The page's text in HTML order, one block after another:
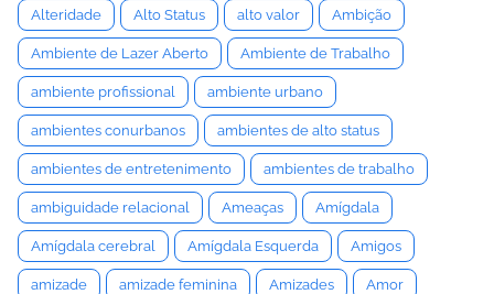
Alteridade Alto Status alto valor Ambição
Ambiente de Lazer Aberto Ambiente de Trabalho
ambiente profissional ambiente urbano
ambientes conurbanos ambientes de alto status
ambientes de entretenimento ambientes de trabalho
ambiguidade relacional Ameaças Amígdala
Amígdala cerebral Amígdala Esquerda Amigos
amizade amizade feminina Amizades Amor